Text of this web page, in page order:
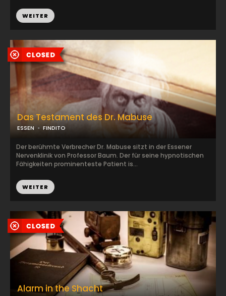
WEITER
Das Testament des Dr. Mabuse
ESSEN FINDITO
Der berühmte Verbrecher Dr. Mabuse sitzt in der Essener
Nervenklinik von Professor Baum. Der für seine hypnotischen
Fähigkeiten prominenteste Patient is...
WEITER
Alarm in the Shacht